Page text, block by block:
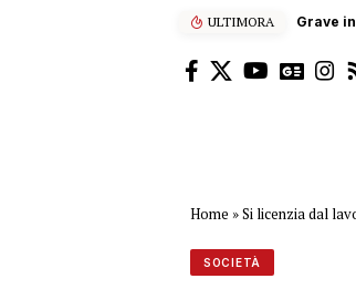
ULTIMORA
Home »Si licenzia dal
SOCIETÀ